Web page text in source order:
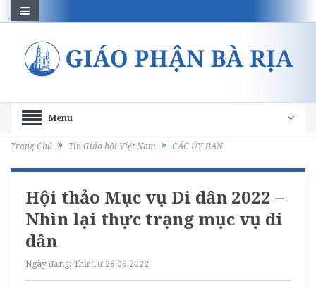
Menu
Trang Chủ Tin Giáo hội Việt Nam CÁC ỦY BAN
Hội thảo Mục vụ Di dân 2022 –
Nhìn lại thực trạng mục vụ di
dân
Ngày đăng: Thứ Tư 28.09.2022